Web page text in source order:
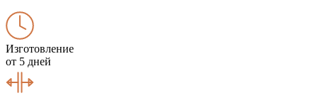
Изготовление
от 5 дней